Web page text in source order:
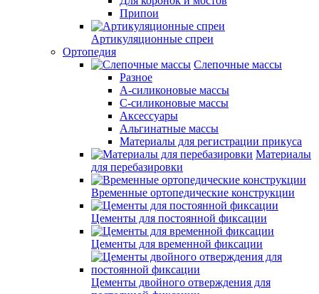
Припои
Артикуляционные спреи
Ортопедия
Слепочные массы
Разное
А-силиконовые массы
С-силиконовые массы
Аксессуары
Альгинатные массы
Материалы для регистрации прикуса
Материалы
для перебазировки
Временные ортопедические конструкции
Цементы для постоянной фиксации
Цементы для временной фиксации
Цементы двойного отверждения для